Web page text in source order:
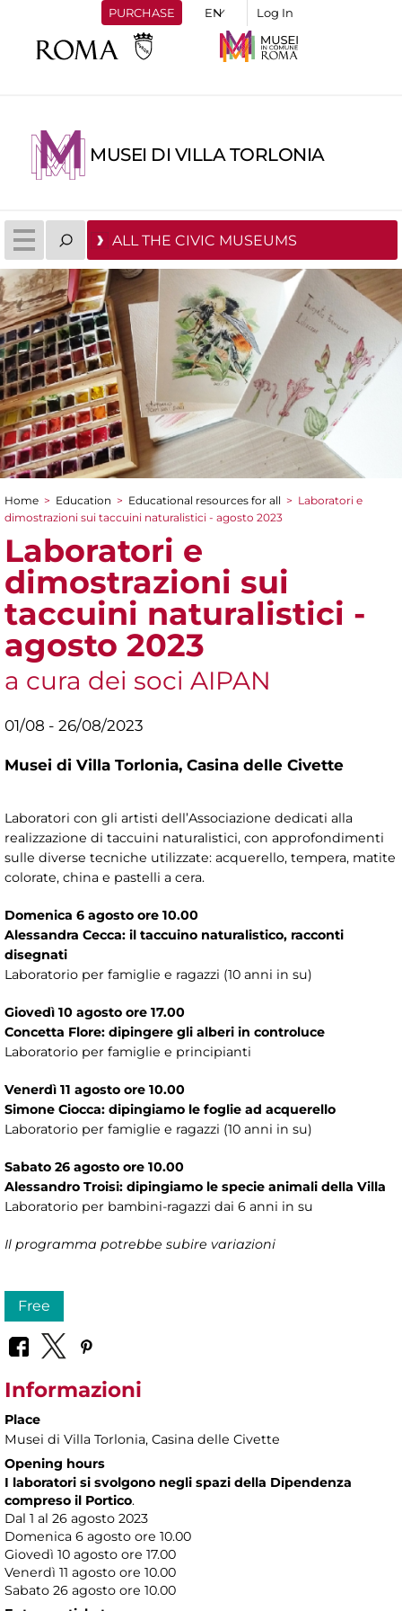
PURCHASE Log In
MUSEI DI VILLA TORLONIA
ALL THE CIVIC MUSEUMS
You are here
Home > Education > Educational resources for all > Laboratori e
dimostrazioni sui taccuini naturalistici - agosto 2023
Laboratori e
dimostrazioni sui
taccuini naturalistici -
agosto 2023
a cura dei soci AIPAN
01/08 - 26/08/2023
Musei di Villa Torlonia, Casina delle Civette
Laboratori con gli artisti dell’Associazione dedicati alla
realizzazione di taccuini naturalistici, con approfondimenti
sulle diverse tecniche utilizzate: acquerello, tempera, matite
colorate, china e pastelli a cera.
Domenica 6 agosto ore 10.00
Alessandra Cecca: il taccuino naturalistico, racconti
disegnati
Laboratorio per famiglie e ragazzi (10 anni in su)
Giovedì 10 agosto ore 17.00
Concetta Flore: dipingere gli alberi in controluce
Laboratorio per famiglie e principianti
Venerdì 11 agosto ore 10.00
Simone Ciocca: dipingiamo le foglie ad acquerello
Laboratorio per famiglie e ragazzi (10 anni in su)
Sabato 26 agosto ore 10.00
Alessandro Troisi: dipingiamo le specie animali della Villa
Laboratorio per bambini-ragazzi dai 6 anni in su
Il programma potrebbe subire variazioni
Free
Informazioni
Place
Musei di Villa Torlonia, Casina delle Civette
Opening hours
I laboratori si svolgono negli spazi della Dipendenza
compreso il Portico.
Dal 1 al 26 agosto 2023
Domenica 6 agosto ore 10.00
Giovedì 10 agosto ore 17.00
Venerdì 11 agosto ore 10.00
Sabato 26 agosto ore 10.00